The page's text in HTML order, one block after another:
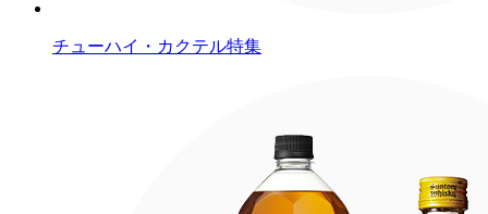
チューハイ・カクテル特集